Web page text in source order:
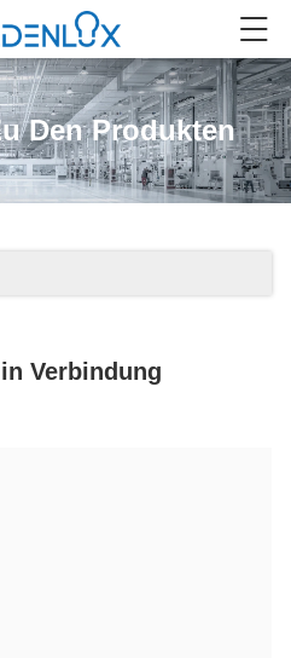
Den Produkten
Verbindung